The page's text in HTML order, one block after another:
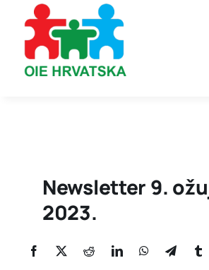
content
Newsletter 9.
2023.